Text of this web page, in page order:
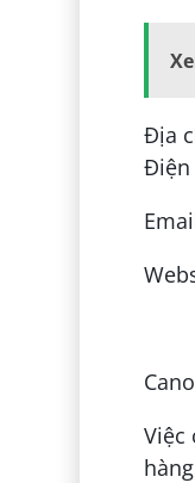
Địa
Điện
Việc